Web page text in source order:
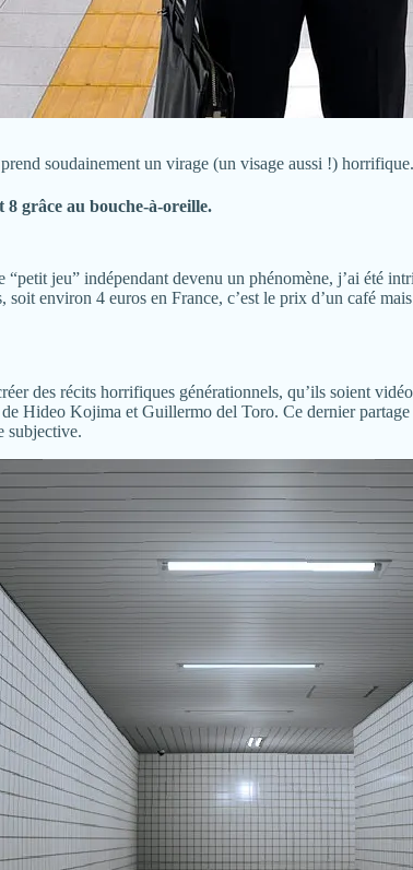
soudainement un virage (un visage aussi !) horrifique.
8 grâce au bouche-à-oreille.
jeu” indépendant devenu un phénomène, j’ai été
environ 4 euros en France, c’est le prix d’un café
des récits horrifiques générationnels, qu’ils soient
de Hideo Kojima et Guillermo del Toro. Ce dernier
subjective.